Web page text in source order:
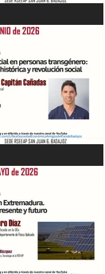
Aula de la profesora
01/06/26
en personas
histórica y..."
02/06/26